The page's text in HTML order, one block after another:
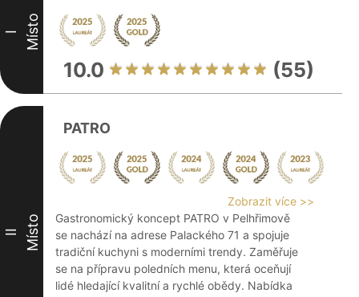
I Místo
10.0 (55)
II Místo
PATRO
Zobrazit více >>
Gastronomický koncept PATRO v Pelhřimově
se nachází na adrese Palackého 71 a spojuje
tradiční kuchyni s moderními trendy. Zaměřuje
se na přípravu poledních menu, která oceňují
lidé hledající kvalitní a rychlé obědy. Nabídka